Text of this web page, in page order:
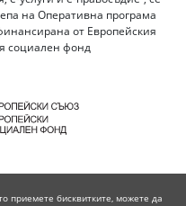
на Оперативна програма
от Европейския
социален фонд
приемете бисквитките, можете да